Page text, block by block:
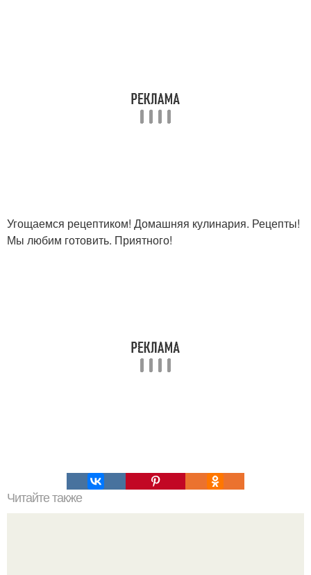
Угощаемся рецептиком! Домашняя кулинария. Рецепты!
Мы любим готовить. Приятного!
Читайте также